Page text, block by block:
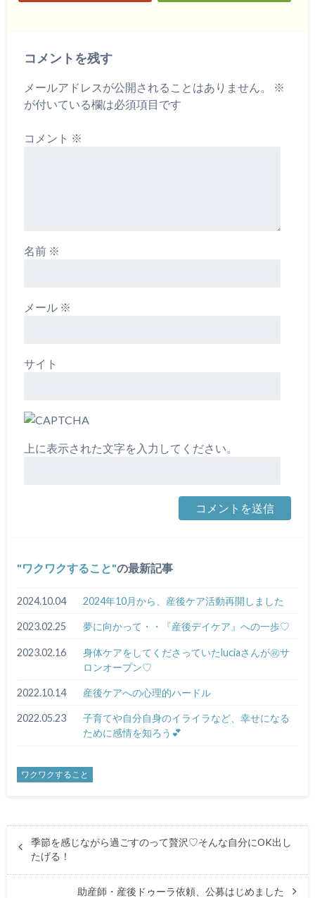
コメントを残す
メールアドレスが公開されることはありません。
※
が付いている欄は必須項目です
コメント ※
名前 ※
メール ※
サイト
上に表示された文字を入力してください。
ワクワクすること の最新記事
2024.10.04 2024年10月から、産後ケア活動再開しました
2023.02.25 夢に向かって・・『産後デイケア』への一歩♡
2023.02.16
身体ケアをしてくださっていたluciaさんが㊗️サ
ロンオープン♡
2022.10.14 産後ケアへの心理的ハードル
2022.05.23
子育てや自分自身のイライラなど、幸せになる
ために感情を知ろう💕
ワクワクすること
季節を感じながら過ごすのって贅沢♡そんな自分にOK出し
たげる！
助産師・産後ドゥーラ依頼、公募はじめました